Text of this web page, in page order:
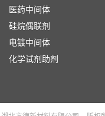
医药中间体
硅烷偶联剂
电镀中间体
化学试剂助剂